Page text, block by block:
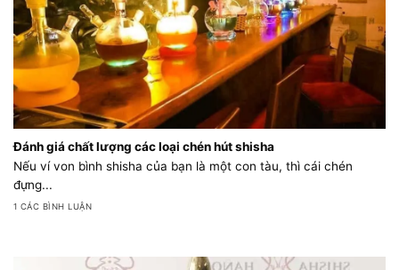
Đánh giá chất lượng các loại chén hút shisha
Nếu ví von bình shisha của bạn là một con tàu, thì cái chén
đựng...
1 CÁC BÌNH LUẬN